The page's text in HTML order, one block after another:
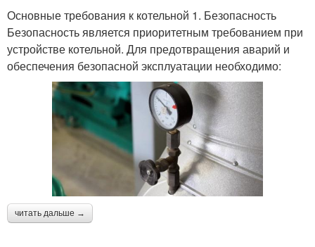
Основные требования к котельной 1. Безопасность
Безопасность является приоритетным требованием при
устройстве котельной. Для предотвращения аварий и
обеспечения безопасной эксплуатации необходимо:
читать дальше →